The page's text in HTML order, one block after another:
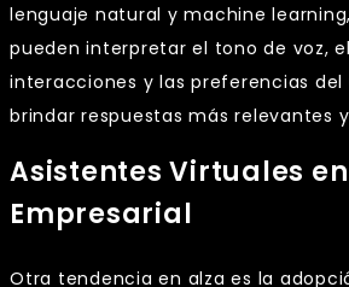
lenguaje natural y machine
pueden interpretar el tono de voz,
interacciones y las preferencias del
brindar respuestas más relevantes
Asistentes Virtuales
Empresarial
Otra tendencia en alza es la